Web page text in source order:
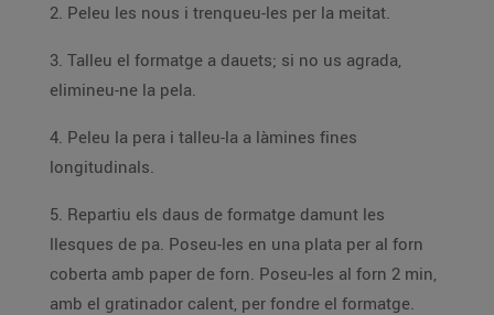
2. Peleu les nous i trenqueu-les per la meitat.
3. Talleu el formatge a dauets; si no us agrada,
elimineu-ne la pela.
4. Peleu la pera i talleu-la a làmines fines
longitudinals.
5. Repartiu els daus de formatge damunt les
llesques de pa. Poseu-les en una plata per al forn
coberta amb paper de forn. Poseu-les al forn 2 min,
amb el gratinador calent, per fondre el formatge.